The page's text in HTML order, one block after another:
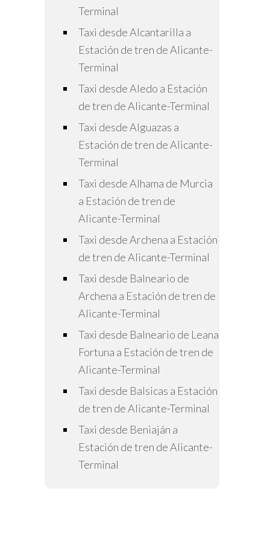
Terminal
Taxi desde Alcantarilla a
Estación de tren de Alicante-
Terminal
Taxi desde Aledo a Estación
de tren de Alicante-Terminal
Taxi desde Alguazas a
Estación de tren de Alicante-
Terminal
Taxi desde Alhama de Murcia
a Estación de tren de
Alicante-Terminal
Taxi desde Archena a Estación
de tren de Alicante-Terminal
Taxi desde Balneario de
Archena a Estación de tren de
Alicante-Terminal
Taxi desde Balneario de Leana
Fortuna a Estación de tren de
Alicante-Terminal
Taxi desde Balsicas a Estación
de tren de Alicante-Terminal
Taxi desde Beniaján a
Estación de tren de Alicante-
Terminal